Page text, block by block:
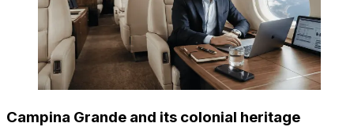
Campina Grande and its colonial heritage